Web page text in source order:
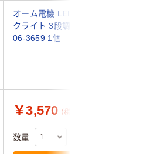
オーム電機 LEDデス
クライト 3段調光 白
06-3659 1個
￥3,570 （税込）
数量